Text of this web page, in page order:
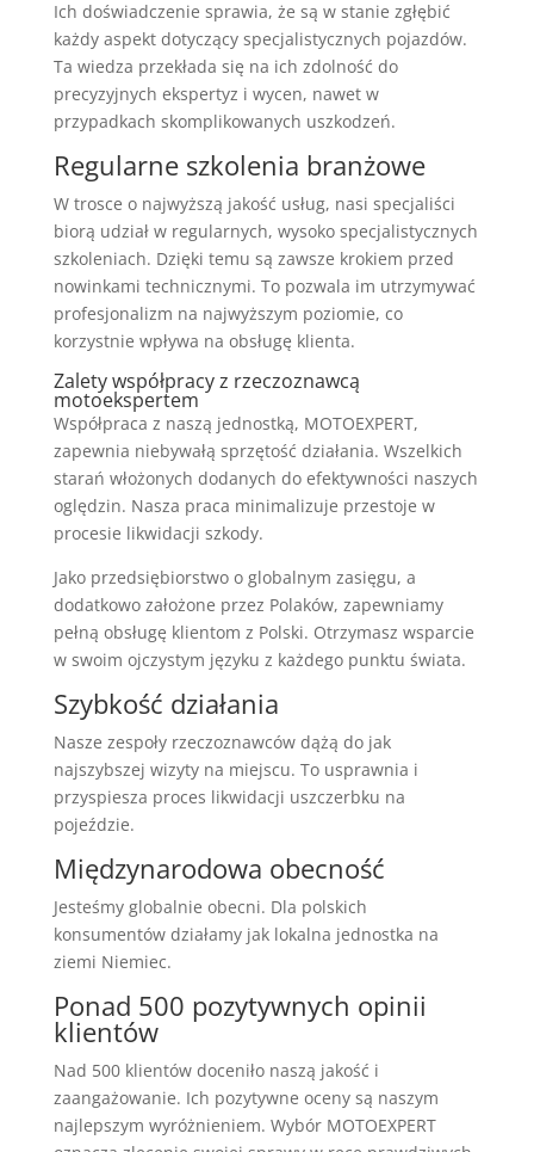
Ich doświadczenie sprawia, że są w stanie zgłębić
każdy aspekt dotyczący specjalistycznych pojazdów.
Ta wiedza przekłada się na ich zdolność do
precyzyjnych ekspertyz i wycen, nawet w
przypadkach skomplikowanych uszkodzeń.
Regularne szkolenia branżowe
W trosce o najwyższą jakość usług, nasi specjaliści
biorą udział w regularnych, wysoko specjalistycznych
szkoleniach. Dzięki temu są zawsze krokiem przed
nowinkami technicznymi. To pozwala im utrzymywać
profesjonalizm na najwyższym poziomie, co
korzystnie wpływa na obsługę klienta.
Zalety współpracy z rzeczoznawcą
motoekspertem
Współpraca z naszą jednostką, MOTOEXPERT,
zapewnia niebywałą sprzętość działania. Wszelkich
starań włożonych dodanych do efektywności naszych
oględzin. Nasza praca minimalizuje przestoje w
procesie likwidacji szkody.
Jako przedsiębiorstwo o globalnym zasięgu, a
dodatkowo założone przez Polaków, zapewniamy
pełną obsługę klientom z Polski. Otrzymasz wsparcie
w swoim ojczystym języku z każdego punktu świata.
Szybkość działania
Nasze zespoły rzeczoznawców dążą do jak
najszybszej wizyty na miejscu. To usprawnia i
przyspiesza proces likwidacji uszczerbku na
pojeździe.
Międzynarodowa obecność
Jesteśmy globalnie obecni. Dla polskich
konsumentów działamy jak lokalna jednostka na
ziemi Niemiec.
Ponad 500 pozytywnych opinii
klientów
Nad 500 klientów doceniło naszą jakość i
zaangażowanie. Ich pozytywne oceny są naszym
najlepszym wyróżnieniem. Wybór MOTOEXPERT